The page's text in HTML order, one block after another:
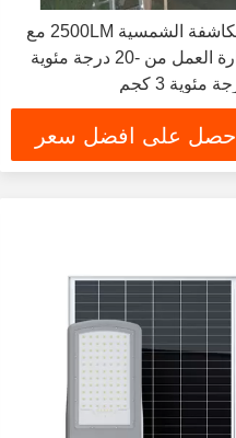
الأضواء الكاشفة الشمسية 2500LM مع
درجة حرارة العمل من -20 درجة مئوية
احصل على افضل سعر